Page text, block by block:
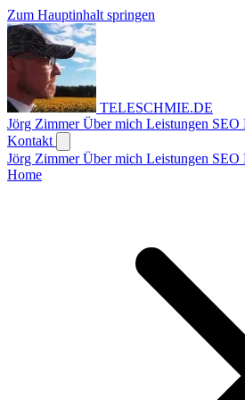
Zum Hauptinhalt springen
TELESCHMIE.DE
Jörg ZimmerÜber mich Leistungen SEO
Kontakt
Jörg ZimmerÜber mich Leistungen SEO
Home